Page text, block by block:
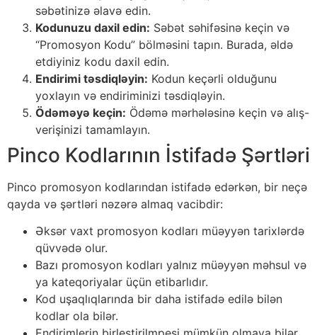
səbətinizə əlavə edin.
Kodunuzu daxil edin: Səbət səhifəsinə keçin və
“Promosyon Kodu” bölməsini tapın. Burada, əldə
etdiyiniz kodu daxil edin.
Endirimi təsdiqləyin: Kodun keçərli olduğunu
yoxlayın və endiriminizi təsdiqləyin.
Ödəməyə keçin: Ödəmə mərhələsinə keçin və alış-
verişinizi tamamlayın.
Pinco Kodlarının İstifadə Şərtləri
Pinco promosyon kodlarından istifadə edərkən, bir neçə
qayda və şərtləri nəzərə almaq vacibdir:
Əksər vaxt promosyon kodları müəyyən tarixlərdə
qüvvədə olur.
Bazı promosyon kodları yalnız müəyyən məhsul və
ya kateqoriyalar üçün etibarlıdır.
Kod uşaqlıqlarında bir daha istifadə edilə bilən
kodlar ola bilər.